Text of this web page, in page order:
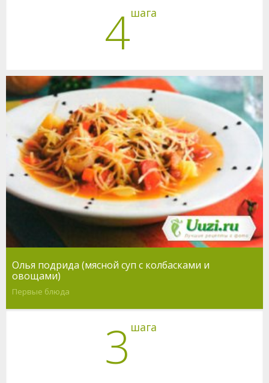
4шага
Олья подрида (мясной суп с колбасками и
овощами)
Первые блюда
3 шага